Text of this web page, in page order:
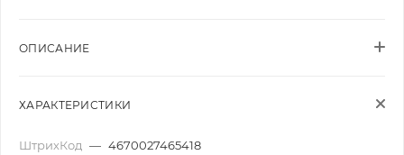
ОПИСАНИЕ
ХАРАКТЕРИСТИКИ
ШтрихКод — 4670027465418